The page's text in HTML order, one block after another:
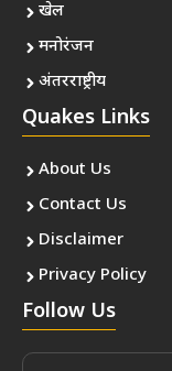
खेल
मनोरंजन
अंतरराष्ट्रीय
Quakes Links
About Us
Contact Us
Disclaimer
Privacy Policy
Follow Us